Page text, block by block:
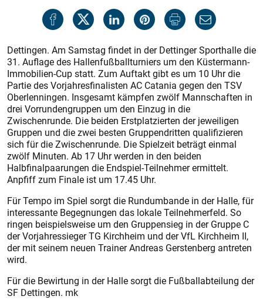
Dettingen. Am Samstag findet in der Dettinger Sporthalle die
31. Auflage des Hallenfußballturniers um den Küstermann-
Immobilien-Cup statt. Zum Auftakt gibt es um 10 Uhr die
Partie des Vorjahresfinalisten AC Catania gegen den TSV
Oberlenningen. Insgesamt kämpfen zwölf Mannschaften in
drei Vorrundengruppen um den Einzug in die
Zwischenrunde. Die beiden Erstplatzierten der jeweiligen
Gruppen und die zwei besten Gruppendritten qualifizieren
sich für die Zwischenrunde. Die Spielzeit beträgt einmal
zwölf Minuten. Ab 17 Uhr werden in den beiden
Halbfinalpaarungen die Endspiel-Teilnehmer ermittelt.
Anpfiff zum Finale ist um 17.45 Uhr.
Für Tempo im Spiel sorgt die Rundumbande in der Halle, für
interessante Begegnungen das lokale Teilnehmerfeld. So
ringen beispielsweise um den Gruppensieg in der Gruppe C
der Vorjahressieger TG Kirchheim und der VfL Kirchheim II,
der mit seinem neuen Trainer Andreas Gerstenberg antreten
wird.
Für die Bewirtung in der Halle sorgt die Fußballabteilung der
SF Dettingen. mk